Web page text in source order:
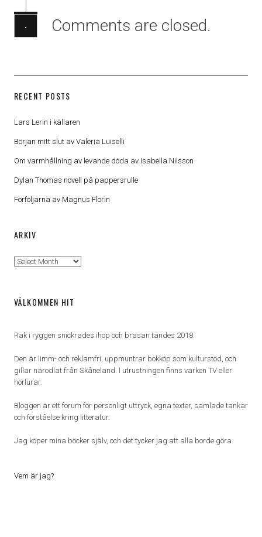
· Comments are closed.
RECENT POSTS
Lars Lerin i källaren
Början mitt slut av Valeria Luiselli
Om varmhållning av levande döda av Isabella Nilsson
Dylan Thomas novell på pappersrulle
Förföljarna av Magnus Florin
ARKIV
Arkiv
VÄLKOMMEN HIT
Rak i ryggen snickrades ihop och brasan tändes 2018.
Den är limm- och reklamfri, uppmuntrar bokköp som kulturstöd, och
gillar närodlat från Skåneland. I utrustningen finns varken TV eller
hörlurar.
Bloggen är ett forum för personligt uttryck, egna texter, samlade tankar
och förståelse kring litteratur.
Jag köper mina böcker själv, och det tycker jag att alla borde göra.
Vem är jag?